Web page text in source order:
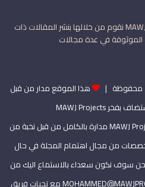
هي واحدة من مشاريع MAWJ Projects نقوم من خلالها بنشر المقالات ذات
الموثوقة في عدة مجالات
هذا الموقع مدار من قبل
بفخرMAWJ Projects
مجلة موج هي احدى مشاريع MAWJ Projects مدارة بالكامل من قبل نخبة من
من مجال اهتمام المجلة في حال
سوف نكون سعداء بالاستماع اليك من
خلال البريد الالكتروني MOHAMMED@MAWJPROJECTS.COM مع تحيات فريق